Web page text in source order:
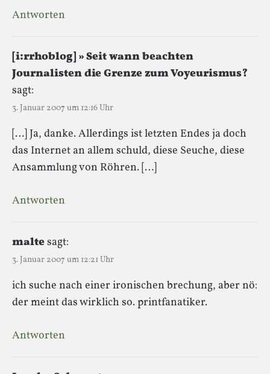
Antworten
[i:rrhoblog] » Seit wann beachten
Journalisten die Grenze zum Voyeurismus?
sagt:
3. Januar 2007 um 12:16 Uhr
[…] Ja, danke. Allerdings ist letzten Endes ja doch
das Internet an allem schuld, diese Seuche, diese
Ansammlung von Röhren. […]
Antworten
maltesagt:
3. Januar 2007 um 12:21 Uhr
ich suche nach einer ironischen brechung, aber nö:
der meint das wirklich so. printfanatiker.
Antworten